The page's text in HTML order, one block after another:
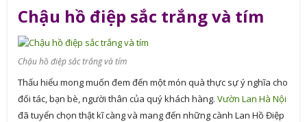
Chậu hồ điệp sắc trắng và tím
Chậu hồ điệp sắc trắng và tím
Thấu hiểu mong muốn đem đến một món quà thực sự ý nghĩa cho
đối tác, bạn bè, người thân của quý khách hàng. Vườn Lan Hà Nội
đã tuyển chọn thật kĩ càng và mang đến những cành Lan Hồ Điệp